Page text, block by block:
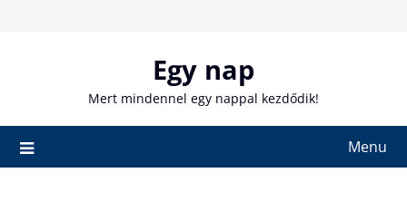
Egy nap
Mert mindennel egy nappal kezdődik!
Menu